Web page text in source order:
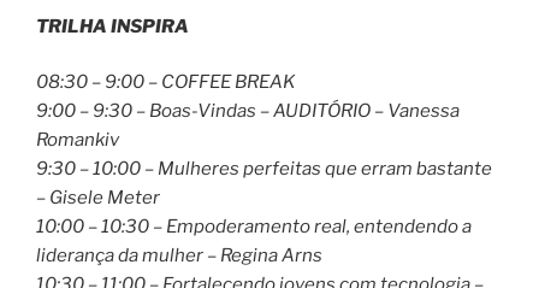
TRILHA INSPIRA
08:30 – 9:00 – COFFEE BREAK
9:00 – 9:30 – Boas-Vindas – AUDITÓRIO – Vanessa
Romankiv
9:30 – 10:00 – Mulheres perfeitas que erram bastante
– Gisele Meter
10:00 – 10:30 – Empoderamento real, entendendo a
liderança da mulher – Regina Arns